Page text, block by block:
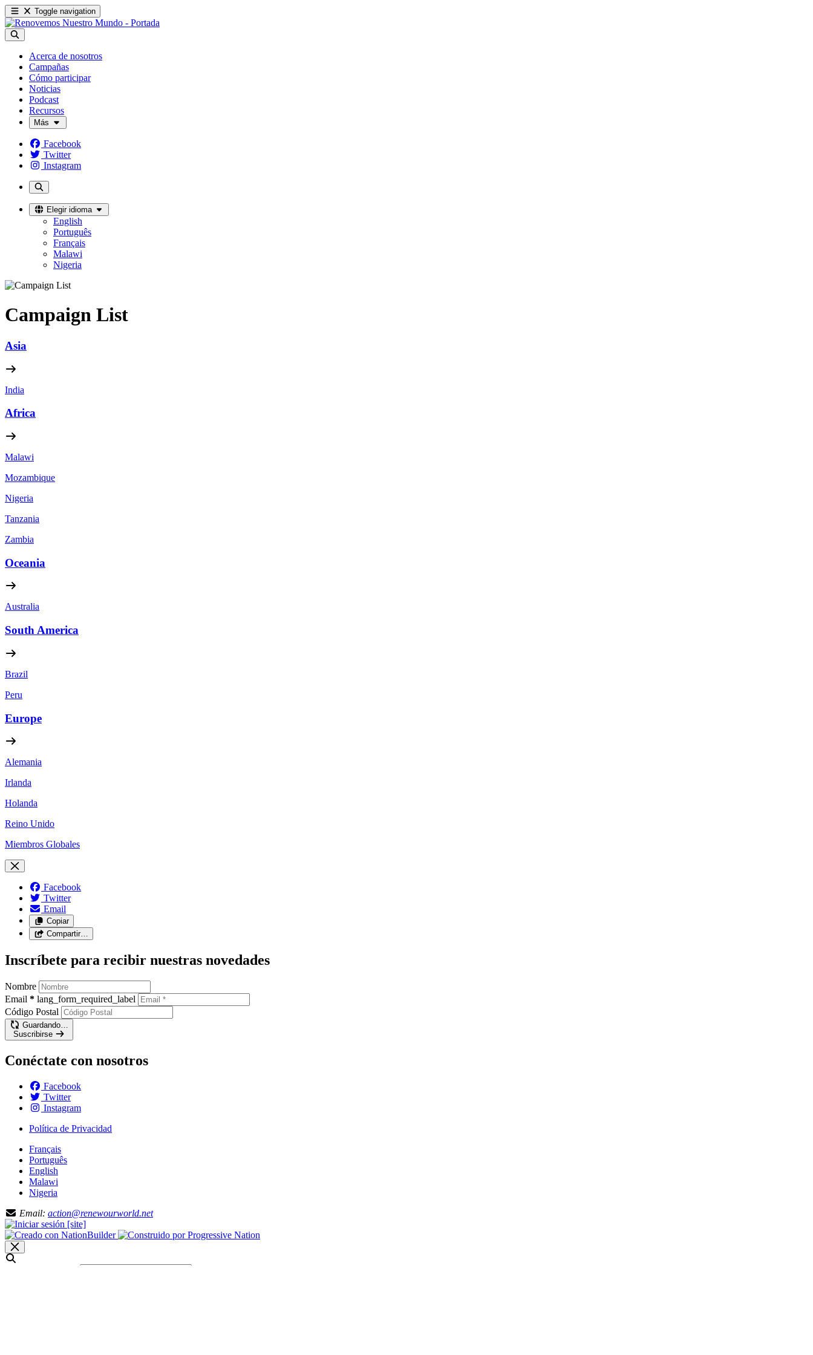
Toggle navigation
Acerca de nosotros
Campañas
Cómo participar
Noticias
Podcast
Recursos
Más
Facebook
Twitter
Instagram
Elegir idioma
English
Português
Français
Malawi
Nigeria
Campaign List
Asia
India
Africa
Malawi
Mozambique
Nigeria
Tanzania
Zambia
Oceania
Australia
South America
Brazil
Peru
Europe
Alemania
Irlanda
Holanda
Reino Unido
Miembros Globales
Facebook
Twitter
Email
Copiar
Compartir…
Inscríbete para recibir nuestras novedades
Nombre
Email * lang_form_required_label
Código Postal
Guardando…
Suscribirse
Conéctate con nosotros
Facebook
Twitter
Instagram
Política de Privacidad
Français
Português
English
Malawi
Nigeria
Email: action@renewourworld.net